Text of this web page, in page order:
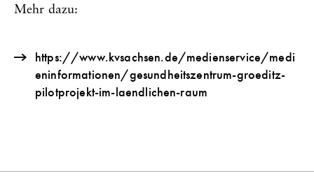
Mehr dazu:
https://www.kvsachsen.de/medienservice/medi
eninformationen/gesundheitszentrum-groeditz-
pilotprojekt-im-laendlichen-raum